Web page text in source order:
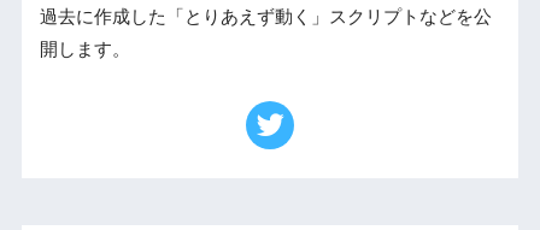
過去に作成した「とりあえず動く」スクリプトなどを公
開します。